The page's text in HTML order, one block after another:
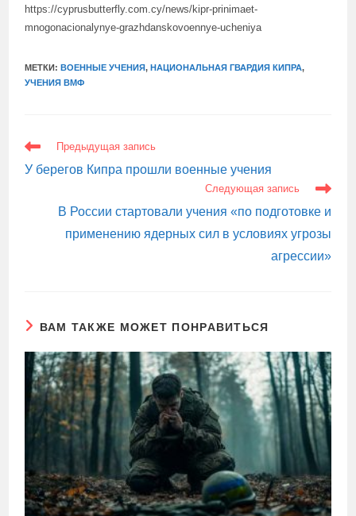
https://cyprusbutterfly.com.cy/news/kipr-prinimaet-
mnogonacionalynye-grazhdanskovoennye-ucheniya
МЕТКИ:ВОЕННЫЕ УЧЕНИЯ, НАЦИОНАЛЬНАЯ ГВАРДИЯ КИПРА,
УЧЕНИЯ ВМФ
ЕЩЕ
СТАТЬИ
Предыдущая запись
У берегов Кипра прошли военные учения
Следующая запись
В России стартовали учения «по подготовке и
применению ядерных сил в условиях угрозы
агрессии»
ВАМ ТАКЖЕ МОЖЕТ ПОНРАВИТЬСЯ